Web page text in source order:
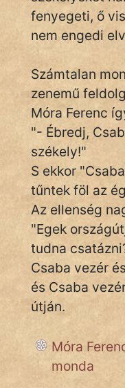
FILM
ÉLETMÓD
MAGYARSÁG
És
TÖRTÉNELEM
Népszerű szerzőink:
cinege
fantom
Hunor
Jób Gedeon
mikkamakka
fenyegeti, ő
nem engedi
Számtalan
zenemű
Móra Ferenc
"- Ébredj,
székely!"
S ekkor
tűntek föl az
Az ellenség
"Egek
tudna
Csaba vezér
és Csaba
útján.
Móra
monda